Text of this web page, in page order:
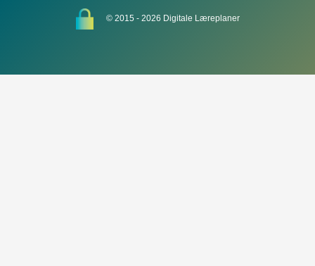
© 2015 - 2026 Digitale Læreplaner